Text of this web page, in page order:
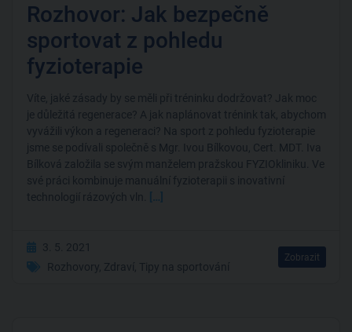
Rozhovor: Jak bezpečně
sportovat z pohledu
fyzioterapie
Víte, jaké zásady by se měli při tréninku dodržovat? Jak moc
je důležitá regenerace? A jak naplánovat trénink tak, abychom
vyvážili výkon a regeneraci? Na sport z pohledu fyzioterapie
jsme se podívali společně s Mgr. Ivou Bílkovou, Cert. MDT. Iva
Bílková založila se svým manželem pražskou FYZIOkliniku. Ve
své práci kombinuje manuální fyzioterapii s inovativní
technologií rázových vln.
[…]
3. 5. 2021
Rozhovory, Zdraví, Tipy na sportování
Zobrazit